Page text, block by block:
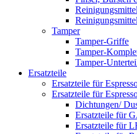
Tamper
Tamper-Griffe
Tamper-
Tamper-
Ersatzteile
Ersatzteile für
Ersatzteile für
Dichtungen/
Ersatzteile für
Ersatzteile für